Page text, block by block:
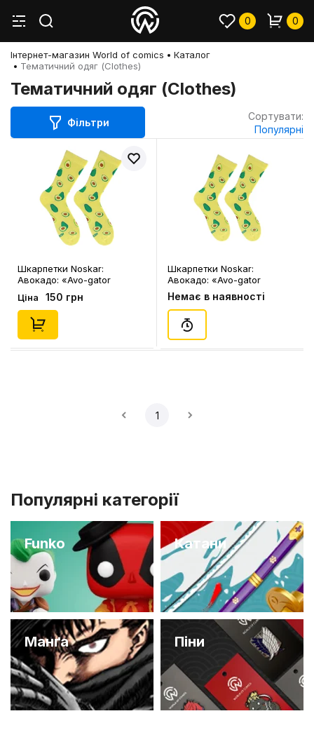
0 0
Інтернет-магазин World of comics
Каталог
Тематичний одяг (Clothes)
Тематичний одяг (Clothes)
Фільтри
Сортувати:
Популярні
Шкарпетки Noskar:
Авокадо: «Avo-gator
Power» (р. 41-46), (91392)
Ціна 150 грн
Шкарпетки Noskar:
Авокадо: «Avo-gator
Power» (р. 36-40), (91391)
Немає в наявності
1
Популярні категорії
Funko Катани
Манґа Піни